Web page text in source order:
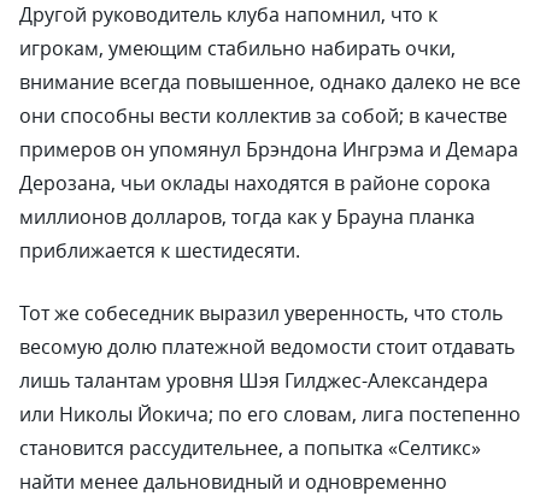
Другой руководитель клуба напомнил, что к
игрокам, умеющим стабильно набирать очки,
внимание всегда повышенное, однако далеко не все
они способны вести коллектив за собой; в качестве
примеров он упомянул Брэндона Ингрэма и Демара
Дерозана, чьи оклады находятся в районе сорока
миллионов долларов, тогда как у Брауна планка
приближается к шестидесяти.
Тот же собеседник выразил уверенность, что столь
весомую долю платежной ведомости стоит отдавать
лишь талантам уровня Шэя Гилджес-Александера
или Николы Йокича; по его словам, лига постепенно
становится рассудительнее, а попытка «Селтикс»
найти менее дальновидный и одновременно